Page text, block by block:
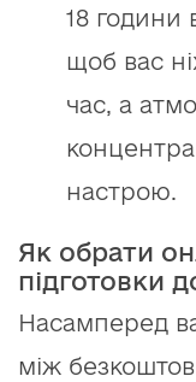
18 години
щоб вас
час, а
настрою.
Як обрати
підготовки
Насамперед
між